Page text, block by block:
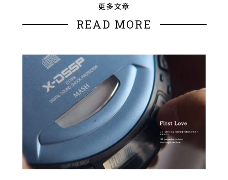
更多文章
READ MORE